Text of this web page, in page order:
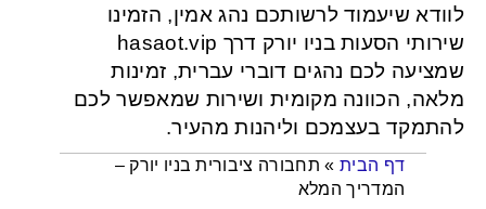
לוודא שיעמוד לרשותכם נהג אמין, הזמינו
שירותי הסעות בניו יורק דרך hasaot.vip
שמציעה לכם נהגים דוברי עברית, זמינות
מלאה, הכוונה מקומית ושירות שמאפשר לכם
להתמקד בעצמכם וליהנות מהעיר.
דף הבית » תחבורה ציבורית בניו יורק –
המדריך המלא